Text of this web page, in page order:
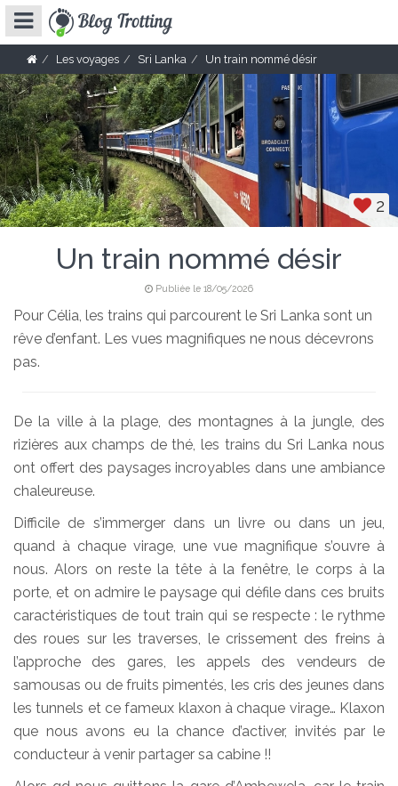
Les voyages Sri Lanka Un train nommé désir
2
Un train nommé désir
Publiée le 18/05/2026
Pour Célia, les trains qui parcourent le Sri Lanka sont un
rêve d’enfant. Les vues magnifiques ne nous décevrons
pas.
De la ville à la plage, des montagnes à la jungle, des
rizières aux champs de thé, les trains du Sri Lanka nous
ont offert des paysages incroyables dans une ambiance
chaleureuse.
Difficile de s’immerger dans un livre ou dans un jeu,
quand à chaque virage, une vue magnifique s’ouvre à
nous. Alors on reste la tête à la fenêtre, le corps à la
porte, et on admire le paysage qui défile dans ces bruits
caractéristiques de tout train qui se respecte : le rythme
des roues sur les traverses, le crissement des freins à
l’approche des gares, les appels des vendeurs de
samousas ou de fruits pimentés, les cris des jeunes dans
les tunnels et ce fameux klaxon à chaque virage… Klaxon
que nous avons eu la chance d’activer, invités par le
conducteur à venir partager sa cabine !!